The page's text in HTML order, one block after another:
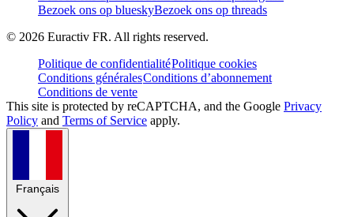
Bezoek ons op blueskyBezoek ons op threads
© 2026 Euractiv FR. All rights reserved.
Politique de confidentialitéPolitique cookies
Conditions généralesConditions d’abonnement
Conditions de vente
This site is protected by reCAPTCHA, and the Google Privacy
Policy and Terms of Service apply.
Français